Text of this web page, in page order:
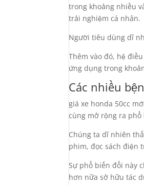
trong khoảng nhiều
trải nghiệm cá nhân.
Người tiêu dùng dĩ
Thêm vào đó, hệ
ứng dụng trong
Các nhiều
giá xe honda 50cc
cùng mở rộng ra
Chúng ta dĩ nhiên
phim, đọc sách điện
Sự phổ biến đổi này
hơn nữa sở hữu tác